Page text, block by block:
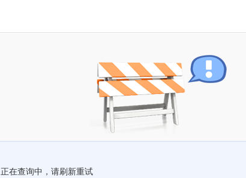
正在查询中，请刷新重试